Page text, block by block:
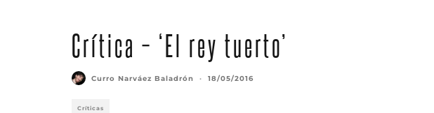
Crítica – ‘El rey tuerto’
Curro Narváez Baladrón · 18/05/2016
Críticas